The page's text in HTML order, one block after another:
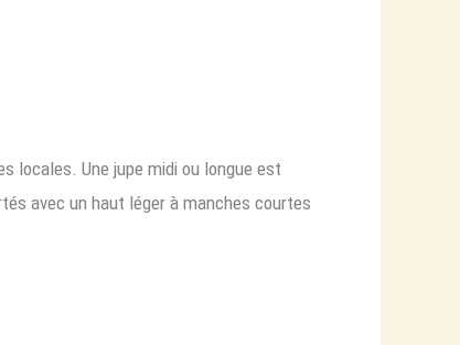
locales. Une jupe midi ou longue est
avec un haut léger à manches courtes